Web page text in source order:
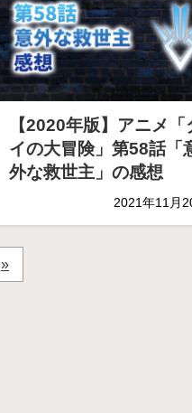
【2020年版】アニメ「
イの大冒険」第58話「
外な救世主」の感想
2021年11月
»